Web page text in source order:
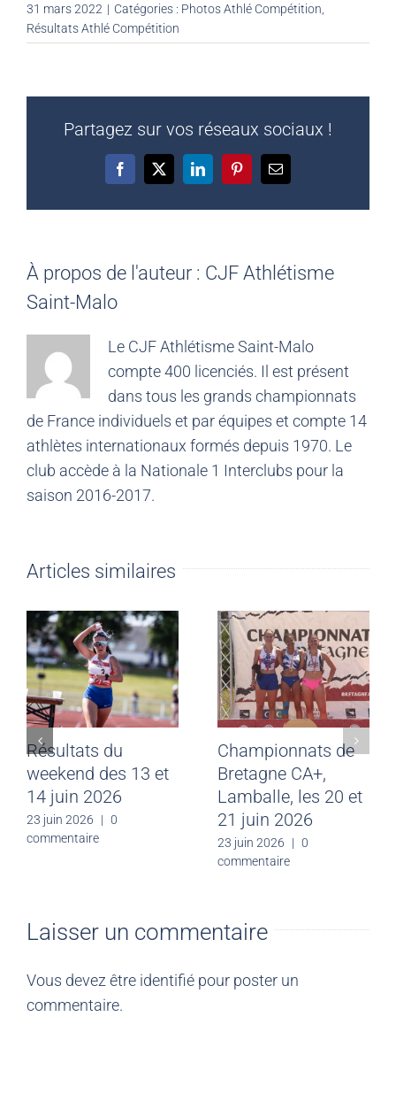
31 mars 2022 | Catégories : Photos Athlé Compétition
Résultats Athlé Compétition
Partagez sur vos réseaux sociaux !
Facebook
X LinkedInPinterestEmail
À propos de l'auteur : CJF Athlétisme
Saint-Malo
Le CJF Athlétisme Saint-Malo
compte 400 licenciés. Il est présent
dans tous les grands championnats
de France individuels et par équipes et compte 14
athlètes internationaux formés depuis 1970. Le
club accède à la Nationale 1 Interclubs pour la
saison 2016-2017.
Articles similaires
Résultats du
weekend des 13 et
14 juin 2026
23 juin 2026 | 0
commentaire
Championnats de
Bretagne CA+,
Lamballe, les 20 et
21 juin 2026
23 juin 2026 | 0
commentaire
Laisser un commentaire
Vous devez être identifié pour poster un
commentaire.